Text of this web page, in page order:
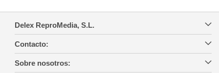
Delex ReproMedia, S.L.
Contacto:
Sobre nosotros: